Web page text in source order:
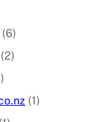
(6)
(2)
(1)